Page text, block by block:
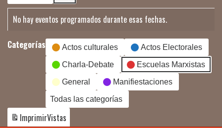
No hay eventos programados durante esas fechas.
Categorías Actos culturales Actos Electorales
Charla-Debate Escuelas Marxistas
General Manifiestaciones
Todas las categorías
ImprimirVistas